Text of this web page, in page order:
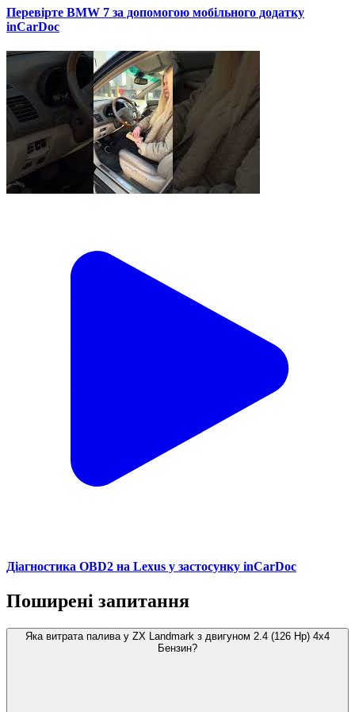
Перевірте BMW 7 за допомогою мобільного додатку
inCarDoc
Діагностика OBD2 на Lexus у застосунку inCarDoc
Поширені запитання
Яка витрата палива у ZX Landmark з двигуном 2.4 (126 Hp) 4x4
Бензин?